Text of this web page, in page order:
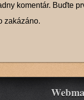
komentár. Buďte
zakázáno.